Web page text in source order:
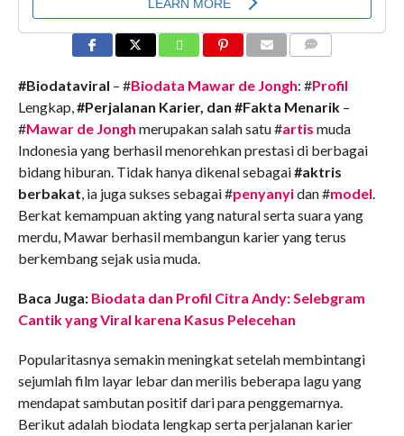
#Biodataviral – #Biodata Mawar de Jongh: #Profil
Lengkap,#Perjalanan Karier, dan #Fakta Menarik–
#Mawar de Jongh merupakan salah satu #artis muda
Indonesia yang berhasil menorehkan prestasi di berbagai
bidang hiburan. Tidak hanya dikenal sebagai#aktris
berbakat, ia juga sukses sebagai #penyanyidan #model.
Berkat kemampuan akting yang natural serta suara yang
merdu, Mawar berhasil membangun karier yang terus
berkembang sejak usia muda.
Baca Juga: Biodata dan Profil Citra Andy: Selebgram
Cantik yang Viral karena Kasus Pelecehan
Popularitasnya semakin meningkat setelah membintangi
sejumlah film layar lebar dan merilis beberapa lagu yang
mendapat sambutan positif dari para penggemarnya.
Berikut adalah biodata lengkap serta perjalanan karier